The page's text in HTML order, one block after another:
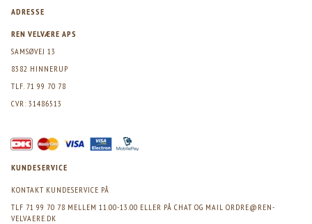
ADRESSE
REN VELVÆRE APS
SAMSØVEJ 13
8382 HINNERUP
TLF. 71 99 70 78
CVR: 31486513
KUNDESERVICE
KONTAKT KUNDESERVICE PÅ
TLF 71 99 70 78 MELLEM 11.00-13.00 ELLER PÅ CHAT OG MAIL ORDRE@REN-
VELVAERE.DK